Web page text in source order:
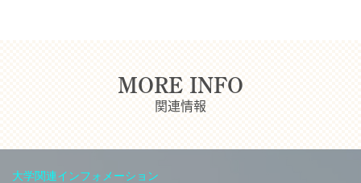
MORE INFO
関連情報
大学関連インフォメーション